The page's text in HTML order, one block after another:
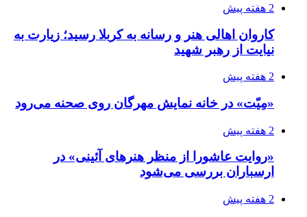
2 هفته پیش
کاروان اهالی هنر و رسانه به کربلا رسید؛ زیارت به
نیایت از رهبر شهید
2 هفته پیش
«مِیّت» در خانه نمایش مهرگان روی صحنه می‌رود
2 هفته پیش
«روایت عاشورا از منظر هنرهای آئینی» در
ارسباران بررسی می‌شود
2 هفته پیش